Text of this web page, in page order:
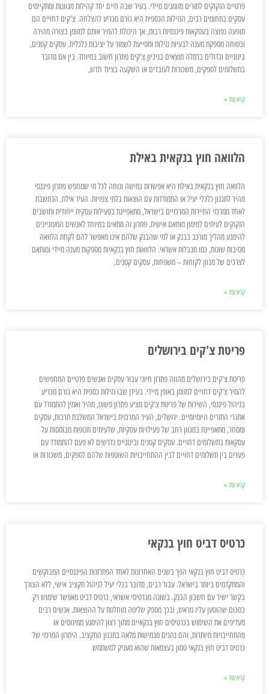
פרטיים הזקוקים לתזרים מזומנים מיידי. בעיר שבה חיים יחד קהילות מגוונות ומתקיימים
עסקים בתחומים רבים, הנזילות הכספית היא גורם מכריע להצלחה. צ'קים דחויים הם
תופעה נפוצה בעסקאות פיננסיות רבות, אך היכולת להמיר אותם למזומן בצורה מהירה
ובטוחה מספקת מענה לבעיות נזילות ומסייעת לשמור על יציבות כלכלית. עסקים קטנים,
בינוניים וגדולים ברמלה מוצאים בניכיון צ'קים פתרון חשוב במיוחד. בין אם מדובר
בתשלומים לספקים, משכורות לעובדים או השקעה בציוד חדש,
קרא עוד »
הלוואה חוץ בנקאית באילת
הלוואה חוץ בנקאית באילת היא אפשרות גמישה ונוחה לכל מי שמחפש פתרון פיננסי
מהיר לתכנון כלכלי יעיל או התמודדות עם הוצאות בלתי צפויות. העיר אילת, הנחשבת
לאחד ממרכזי התיירות המרכזיים בישראל, מתאפיינת בפעילות עסקית ייחודית ותושבים
הזקוקים לעיתים למימון מותאם אישית. פתרון זה מתאים במיוחד לאנשים המעוניינים
להימנע מהליך מורכב בבנק או למי שהבנק שלהם אינו מאפשר להם לקחת הלוואה
מסיבות שונות, כמו מגבלות אשראי. הלוואות חוץ בנקאיות מספקות מענה מיידי ומותאם
לצרכים של מגוון לקוחות – משפחות, עסקים קטנים,
קרא עוד »
פריטת צ'קים בירושלים
פריטת צ'קים בירושלים מהווה פתרון חיוני עבור עסקים ואנשים פרטיים המחפשים
להמיר צ'קים דחויים למזומן באופן מיידי. בעידן שבו נזילות כספית היא גורם מכריע
בניהול פיננסי, השירות של פריטת צ'קים מציע פתרון פשוט, מהיר ואמין להתמודד עם
אתגרי התזרים היומיומיים. ירושלים, העיר המרכזית בישראל המשלבת תרבות, עסקים
ומסחר, מתאפיינת במגוון רחב של פעילויות עסקיות, שלעיתים תכופות מבוססות על
עסקאות בתשלומים דחויים. עסקים קטנים ובינוניים נדרשים לא פעם להתמודד עם
פערים בין תשלומים דחויים לבין ההתחייבויות השוטפות שלהם לספקים, משכורות או
קרא עוד »
כרטיס דביט חוץ בנקאי
כרטיס דביט חוץ בנקאי הפך בשנים האחרונות לאחד הפתרונות הפיננסיים המבוקשים
והמתקדמים ביותר בישראל. עבור רבים, מדובר בכלי יעיל לניהול תקציב אישי, ללא הצורך
בקשר ישיר עם חשבון הבנק. בשונה מכרטיסי אשראי, כרטיס דביט מאפשר שימוש רק
בסכום שהוטען עליו מראש, ובכך מספק שליטה מוחלטת על ההוצאות. אנשים רבים
מעדיפים את השימוש בכרטיסים חוץ בנקאיים מתוך רצון להימנע ממינוסים או
מהתחייבויות מיותרות, והם נהנים מגמישות מלאה בתכנון התקציב. היתרון המרכזי של
כרטיס דביט חוץ בנקאי טמון בעצמאות שהוא מעניק למשתמש.
קרא עוד »